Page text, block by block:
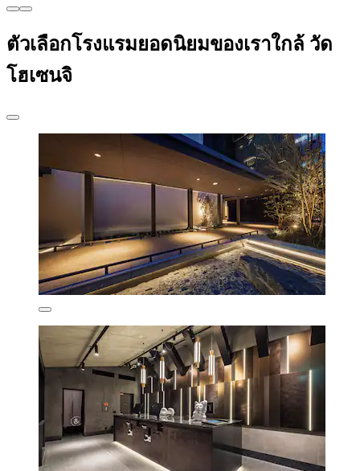
ตัวเลือกโรงแรมยอดนิยมของเราใกล้ วัด
โฮเซนจิ